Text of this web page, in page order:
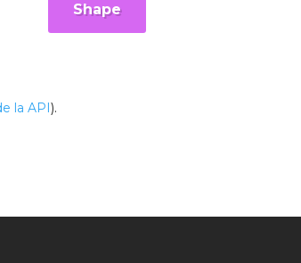
Shape
la API).